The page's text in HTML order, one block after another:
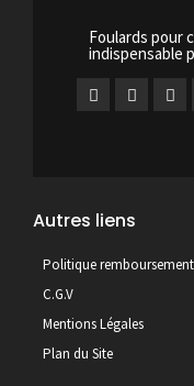
Foulards pour
indispensable
Autres liens
Politique
C.G.V
Mentions Légales
Plan du Site